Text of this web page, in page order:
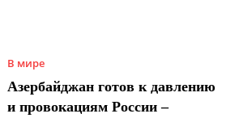
В мире
Азербайджан готов к давлению
и провокациям России –